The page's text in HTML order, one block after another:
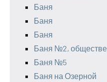
Баня
Баня
Баня
Баня №2,
Баня №5
Баня на Озерной